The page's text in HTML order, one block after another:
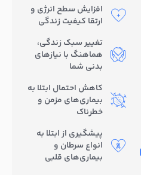
افزایش سطح انرژی و
ارتقا کیفیت زندگی
تغییر سبک زندگی،
هماهنگ با نیازهای
بدنی شما
کاهش احتمال ابتلا به
بیماری‌های مزمن و
خطرناک
پیشگیری از ابتلا به
انواع سرطان و
بیماری‌های قلبی